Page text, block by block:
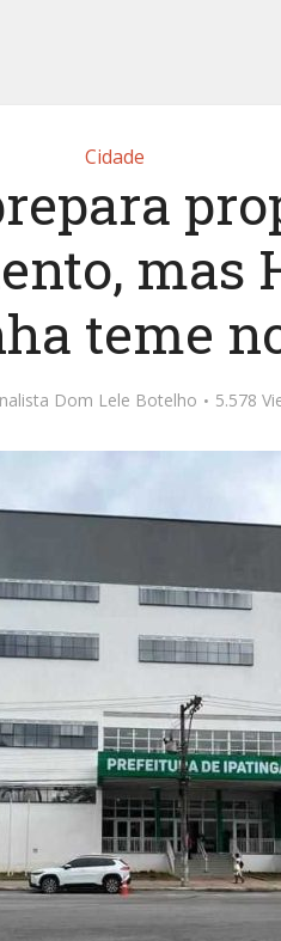
Cidade
mas
teme
Dom Lele Botelho 5.578